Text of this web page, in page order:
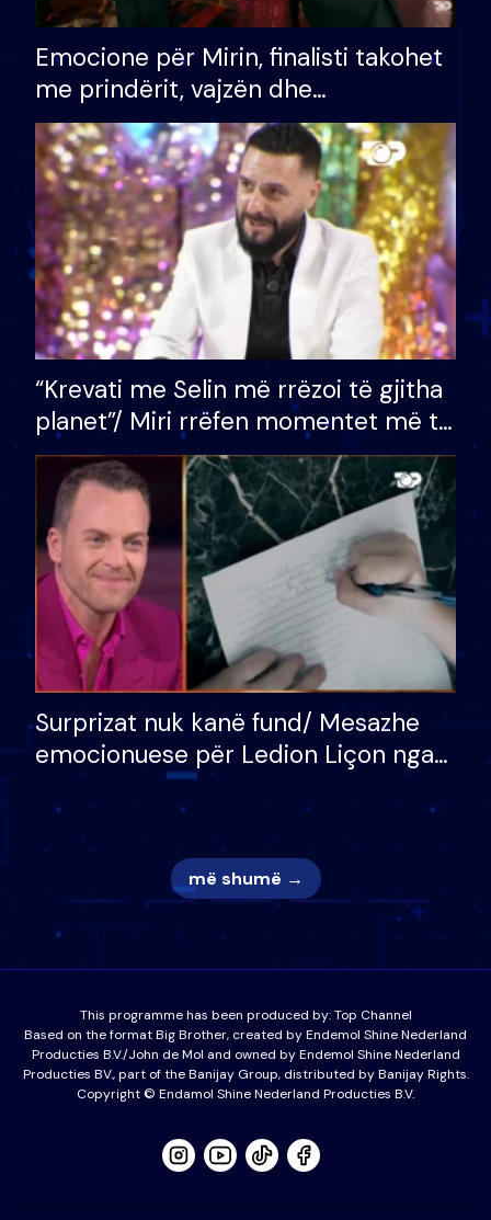
Emocione për Mirin, finalisti takohet
me prindërit, vajzën dhe
bashkëshorten: S’kemi ndonjë letër
divorci apo jo?
“Krevati me Selin më rrëzoi të gjitha
planet”/ Miri rrëfen momentet më të
bukura në shtëpinë e BB VIP: Do më
mungojë zilja e mëngjesit kur…
Surprizat nuk kanë fund/ Mesazhe
emocionuese për Ledion Liçon nga
nëna dhe fëmijët e tij, moderatori
nuk i mban dot lotët: Nuk meritoj…
më shumë →
This programme has been produced by:Top Channel
Based on the format Big Brother, created by Endemol Shine Nederland
Producties B.V./John de Mol and owned by Endemol Shine Nederland
Producties BV., part of the Banijay Group, distributed by Banijay Rights.
Copyright © Endamol Shine Nederland Producties B.V.